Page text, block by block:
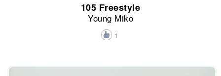
105 Freestyle
Young Miko
1